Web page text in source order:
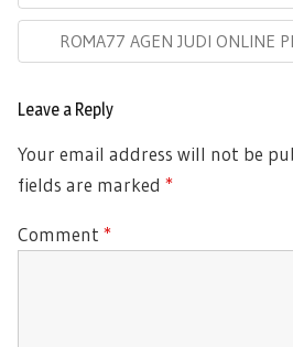
Post:
Next
Post:
ROMA77 AGEN JUDI ONLINE
Leave a Reply
Your email address will not be
fields are marked *
Comment *